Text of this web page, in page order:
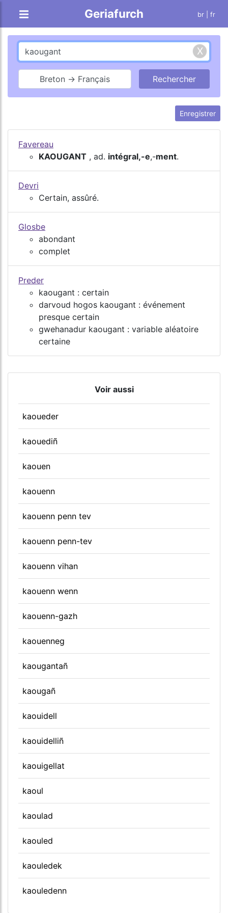
Geriafurch br | fr
Breton → Français
Enregistrer
Favereau
KAOUGANT , ad. intégral,-e,-ment.
Devri
Certain, assûré.
Glosbe
abondant
complet
Preder
kaougant : certain
darvoud hogos kaougant : événement
presque certain
gwehanadur kaougant : variable aléatoire
certaine
Voir aussi
kaoueder
kaouediñ
kaouen
kaouenn
kaouenn penn tev
kaouenn penn-tev
kaouenn vihan
kaouenn wenn
kaouenn-gazh
kaouenneg
kaougantañ
kaougañ
kaouidell
kaouidelliñ
kaouigellat
kaoul
kaoulad
kaouled
kaouledek
kaouledenn